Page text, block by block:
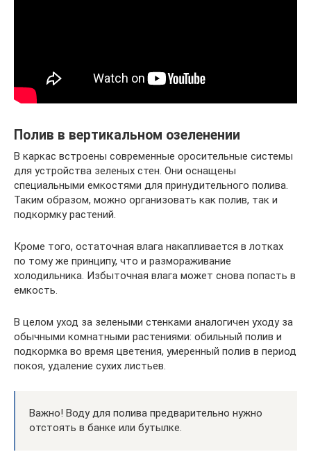
Полив в вертикальном озеленении
В каркас встроены современные оросительные системы
для устройства зеленых стен. Они оснащены
специальными емкостями для принудительного полива.
Таким образом, можно организовать как полив, так и
подкормку растений.
Кроме того, остаточная влага накапливается в лотках
по тому же принципу, что и размораживание
холодильника. Избыточная влага может снова попасть в
емкость.
В целом уход за зелеными стенками аналогичен уходу за
обычными комнатными растениями: обильный полив и
подкормка во время цветения, умеренный полив в период
покоя, удаление сухих листьев.
Важно! Воду для полива предварительно нужно
отстоять в банке или бутылке.